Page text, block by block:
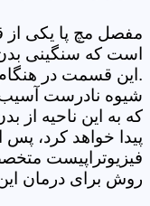
مفصل مچ پا یکی
است که سنگینی
.این قسمت در هنگام
شیوه نادرست آسیب
که به این ناحیه از
پیدا خواهد کرد،
فیزیوتراپیست
روش برای درمان